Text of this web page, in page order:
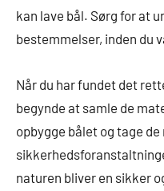
kan lave bål. Sørg for at
bestemmelser, inden du
Når du har fundet det
begynde at samle de
opbygge bålet og tage de
naturen bliver en sikker